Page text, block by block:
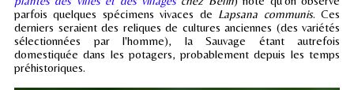
parfois quelques spécimens vivaces de Lapsana communis. Ces
derniers seraient des reliques de cultures anciennes (des variétés
sélectionnées par l'homme), la Sauvage étant autrefois
domestiquée dans les potagers, probablement depuis les temps
préhistoriques.